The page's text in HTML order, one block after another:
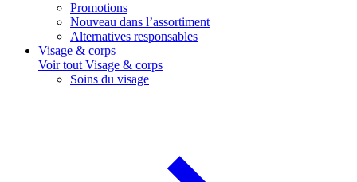
Promotions
Nouveau dans l’assortiment
Alternatives responsables
Visage & corps
Voir tout Visage & corps
Soins du visage